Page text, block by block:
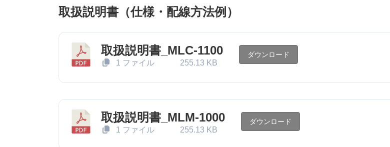
取扱説明書（仕様・配線方法例）
取扱説明書_MLC-1100
1 ファイル 255.13 KB
ダウンロード
取扱説明書_MLM-1000
1 ファイル 255.13 KB
ダウンロード